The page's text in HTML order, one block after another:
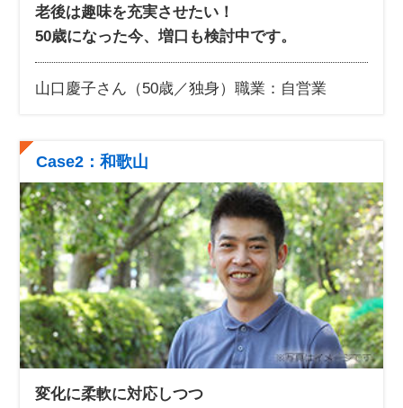
老後は趣味を充実させたい！
50歳になった今、増口も検討中です。
山口慶子さん（50歳／独身） 職業：自営業
Case2：和歌山
変化に柔軟に対応しつつ